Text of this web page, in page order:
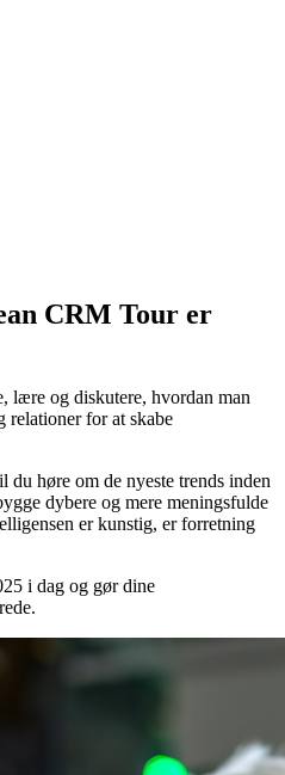
CRM Tour er
og diskutere, hvordan man
relationer for at skabe
du høre om de nyeste trends inden
dybere og mere meningsfulde
er kunstig, er forretning
i dag og gør dine